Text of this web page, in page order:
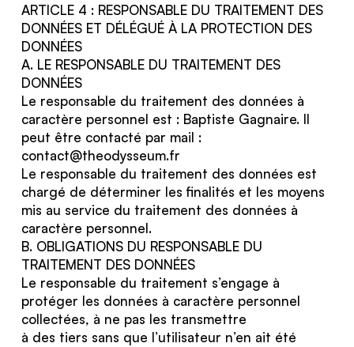
ARTICLE 4 : RESPONSABLE DU TRAITEMENT DES
DONNÉES ET DÉLÉGUÉ À LA PROTECTION DES
DONNÉES
A. LE RESPONSABLE DU TRAITEMENT DES
DONNÉES
Le responsable du traitement des données à
caractère personnel est : Baptiste Gagnaire. Il
peut être contacté par mail :
contact@theodysseum.fr
Le responsable du traitement des données est
chargé de déterminer les finalités et les moyens
mis au service du traitement des données à
caractère personnel.
B. OBLIGATIONS DU RESPONSABLE DU
TRAITEMENT DES DONNÉES
Le responsable du traitement s’engage à
protéger les données à caractère personnel
collectées, à ne pas les transmettre
à des tiers sans que l’utilisateur n’en ait été